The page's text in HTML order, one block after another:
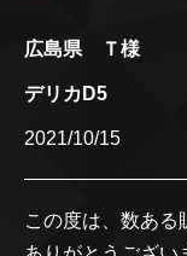
広島県 Ｔ様
デリカD5
2021/10/15
この度は、数ある